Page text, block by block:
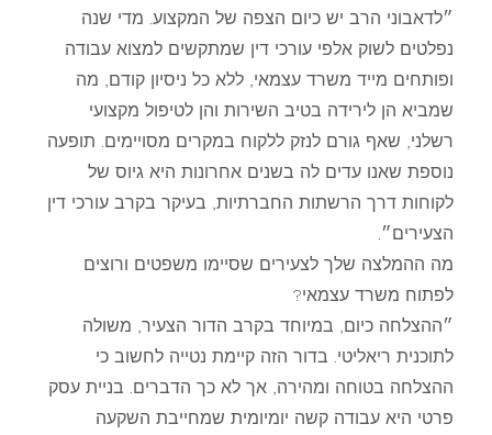
״לדאבוני הרב יש כיום הצפה של המקצוע. מדי שנה
נפלטים לשוק אלפי עורכי דין שמתקשים למצוא עבודה
ופותחים מייד משרד עצמאי, ללא כל ניסיון קודם, מה
שמביא הן לירידה בטיב השירות והן לטיפול מקצועי
רשלני, שאף גורם לנזק ללקוח במקרים מסויימים. תופעה
נוספת שאנו עדים לה בשנים אחרונות היא גיוס של
לקוחות דרך הרשתות החברתיות, בעיקר בקרב עורכי דין
הצעירים״.
מה ההמלצה שלך לצעירים שסיימו משפטים ורוצים
לפתוח משרד עצמאי?
״ההצלחה כיום, במיוחד בקרב הדור הצעיר, משולה
לתוכנית ריאליטי. בדור הזה קיימת נטייה לחשוב כי
ההצלחה בטוחה ומהירה, אך לא כך הדברים. בניית עסק
פרטי היא עבודה קשה יומיומית שמחייבת השקעה